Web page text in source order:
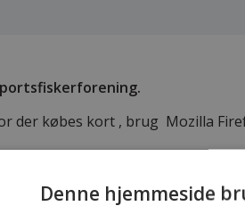
der købes kort , brug Mozilla
Denne hjemmeside